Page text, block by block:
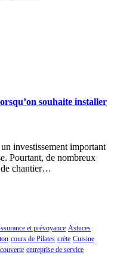
souhaite installer
investissement important
Pourtant, de nombreux
de chantier…
et prévoyance Astuces
cours de Pilates crète Cuisine
entreprise de service